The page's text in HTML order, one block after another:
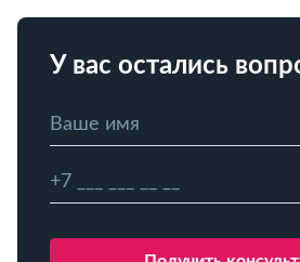
У вас остались